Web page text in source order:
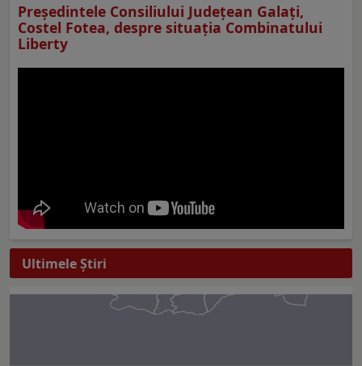
Preşedintele Consiliului Judeţean Galaţi,
Costel Fotea, despre situaţia Combinatului
Liberty
Ultimele Ştiri